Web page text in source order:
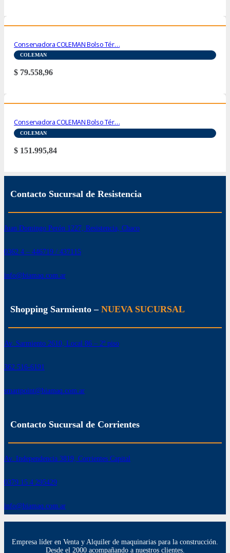
Conservadora COLEMAN Bolso Tér…
COLEMAN
$ 79.558,96
Conservadora COLEMAN Bolso Tér…
COLEMAN
$ 151.995,84
Contacto Sucursal de Resistencia
Juan Domingo Perón 1227, Resistencia, Chaco
0362 4 – 446719 / 437115
info@biamaq.com.ar
Shopping Sarmiento – NUEVA SUCURSAL
Av. Sarmiento 2610, Local 86 – 2º piso
362 516-6191
smartpoint@biamaq.com.ar
Contacto Sucursal de Corrientes
Av. Independencia 3819, Corrientes Capital
0379 15 4 295429
info@biamaq.com.ar
Empresa líder en Venta y Alquiler de maquinarias para la construcción.
Desde el 2000 acompañando a nuestros clientes.